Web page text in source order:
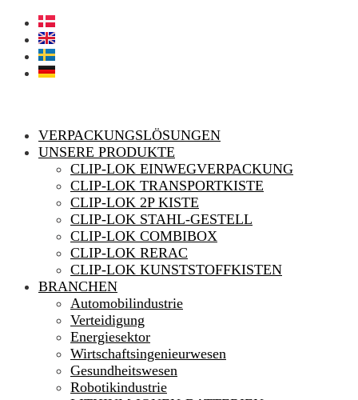
VERPACKUNGSLÖSUNGEN
UNSERE PRODUKTE
CLIP-LOK EINWEGVERPACKUNG
CLIP-LOK TRANSPORTKISTE
CLIP-LOK 2P KISTE
CLIP-LOK STAHL-GESTELL
CLIP-LOK COMBIBOX
CLIP-LOK RERAC
CLIP-LOK KUNSTSTOFFKISTEN
BRANCHEN
Automobilindustrie
Verteidigung
Energiesektor
Wirtschaftsingenieurwesen
Gesundheitswesen
Robotikindustrie